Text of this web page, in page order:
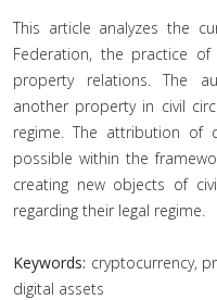
This article analyzes the
Federation, the practice
property relations. The
another property in civil
regime. The attribution of
possible within the
creating new objects of
regarding their legal regime.
Keywords: cryptocurrency,
digital assets